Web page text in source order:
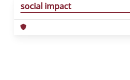
social impact